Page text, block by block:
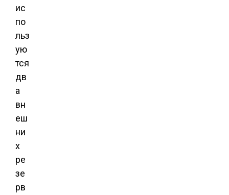
ис
по
льз
ую
тся
дв
а
вн
еш
ни
х
ре
зе
рв